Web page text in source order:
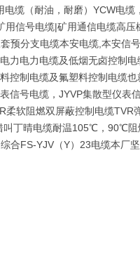
缆（耐油，耐磨）YCW电
信号电缆|矿用通信电缆高
预分支电缆本安电缆,本安信
力电力电缆及低烟无卤控制
控制电缆及氟塑料控制电缆
信号电缆，JYVP集散型仪表
软阻燃双屏蔽控制电缆
丁晴电缆耐温105℃，90℃
FS-YJV（Y）23电缆本厂